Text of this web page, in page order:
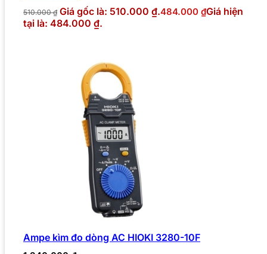
510.000₫ Giá gốc là: 510.000 ₫.484.000 ₫Giá hiện
tại là: 484.000 ₫.
Ampe kìm đo dòng AC HIOKI 3280-10F